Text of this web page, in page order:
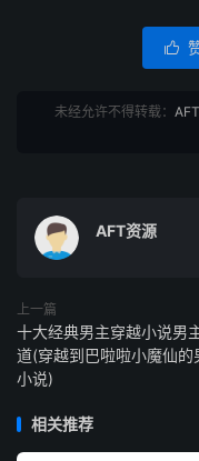

未经允许不得转载：
AFT资源
上一篇
十大经典男主穿越小说男
道(穿越到巴啦啦小魔仙的
小说)
相关推荐